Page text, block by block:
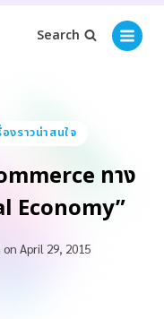
Search
องราวน่าสนใจ
ทาง
Economy”
on April 29, 2015